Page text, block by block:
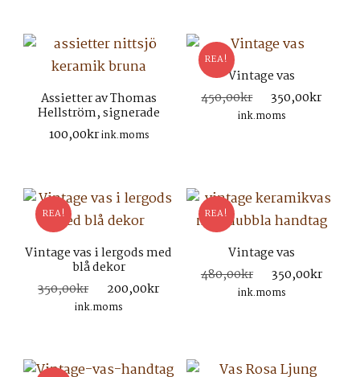
Assietter av Thomas
Hellström, signerade
100,00krink.moms
REA!
Vintage vas
450,00kr
Det
ursprungliga
350,00kr
ink.moms
REA!
Vintage vas i lergods med
blå dekor
350,00kr
Det
ursprungliga
200,00kr
200,00kr.
ink.moms
REA!
Vintage vas
480,00kr
Det
ursprungliga
350,00kr
ink.moms